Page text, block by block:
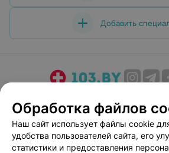
Добавить
Медицинский маркетинг
Пользовательское соглашение
Вакансии
Обработка файлов
Наш сайт использует файлы cookie
удобства пользователей сайта, его
статистики и предоставления